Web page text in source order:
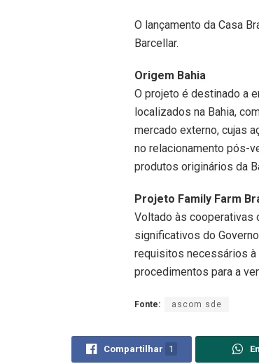
O lançamento da Casa
Barcellar.
Origem Bahia
O projeto é destinado a
localizados na Bahia,
mercado externo, cujas
no relacionamento pós-
produtos originários da
Projeto Family Farm
Voltado às cooperativas
significativos do
requisitos necessários à
procedimentos para a
Fonte: ascom sde
Compartilhar 1